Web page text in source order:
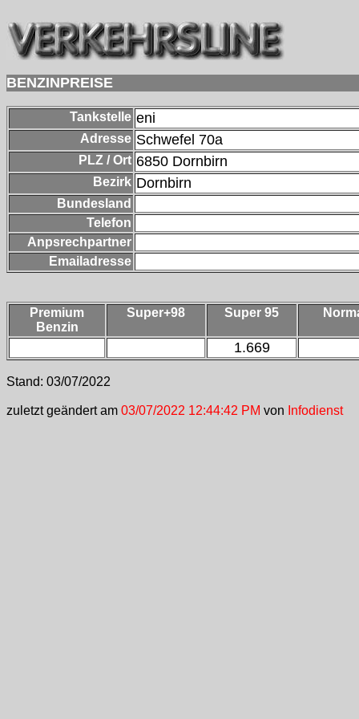
BENZINPREISE
Tankstelle eni
Adresse Schwefel 70a
PLZ / Ort 6850 Dornbirn
Bezirk Dornbirn
Bundesland
Telefon
Anpsrechpartner
Emailadresse
Premium
Benzin
Super+98 Super 95
1.669
Stand: 03/07/2022
zuletzt geändert am 03/07/2022 12:44:42 PM von Infodienst